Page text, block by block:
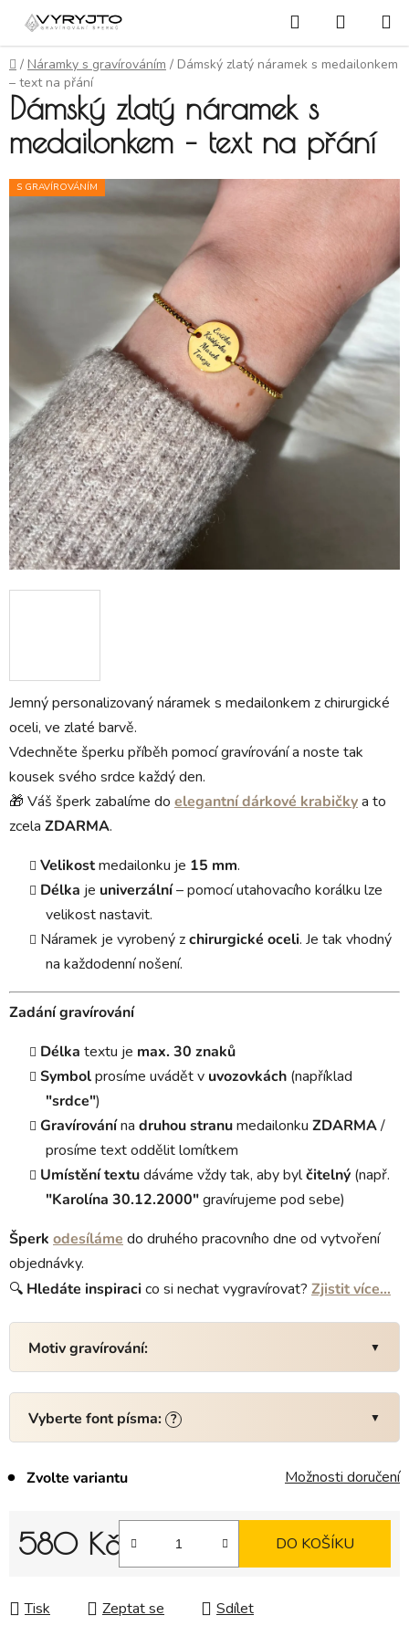
Přejít na obsah Hledat
Domů
/ Náramky s gravírováním / Dámský zlatý náramek s medailonkem
– text na přání
Jemný personalizovaný náramek s medailonkem z chirurgické
oceli, ve zlaté barvě.
Vdechněte šperku příběh pomocí gravírování a noste tak
kousek svého srdce každý den.
🎁 Váš šperk zabalíme do elegantní dárkové krabičkya to
zcela ZDARMA.
Velikostmedailonku je 15 mm.
Délka je univerzální– pomocí utahovacího korálku lze
velikost nastavit.
Náramek je vyrobený zchirurgické oceli. Je tak vhodný
na každodenní nošení.
Zadání gravírování
Délka textu je max. 30 znaků
Symbolprosíme uvádět v uvozovkách (například
"srdce")
Gravírovánína druhou stranumedailonku ZDARMA/
prosíme text oddělit lomítkem
Umístění textudáváme vždy tak, aby bylčitelný (např.
"Karolína 30.12.2000"gravírujeme pod sebe)
Šperk odesíláme do druhého pracovního dne od vytvoření
objednávky.
🔍 Hledáte inspiracico si nechat vygravírovat? Zjistit více…
Motiv gravírování:
Vyberte font písma: ?
Zvolte variantu Možnosti doručení
580 Kč DO KOŠÍKU
Tisk Zeptat se Sdílet
Dámský zlatý náramek s
medailonkem – text na přání
S GRAVÍROVÁNÍM